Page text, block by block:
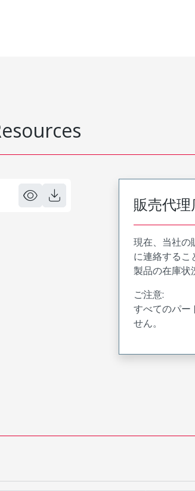
販売代
現在、当社の
に連絡するこ
製品の在庫状
ご注意:
すべてのパー
せん。